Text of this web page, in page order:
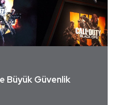
Büyük Güvenlik